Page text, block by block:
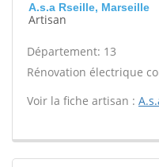
A.s.a Rseille, Marseille
Artisan
Département: 13
Rénovation électrique
Voir la fiche artisan :